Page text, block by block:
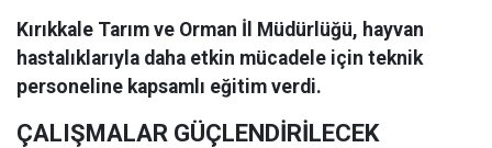
Kırıkkale Tarım ve Orman İl Müdürlüğü, hayvan
hastalıklarıyla daha etkin mücadele için teknik
personeline kapsamlı eğitim verdi.
ÇALIŞMALAR GÜÇLENDİRİLECEK